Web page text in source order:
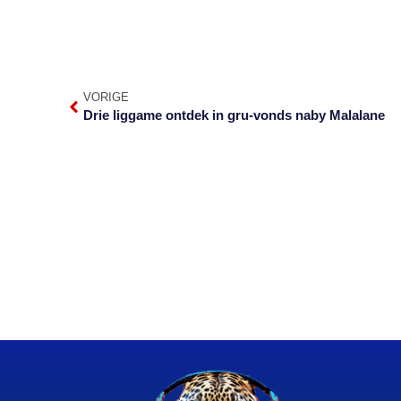
VORIGE
Drie liggame ontdek in gru-vonds naby Malalane